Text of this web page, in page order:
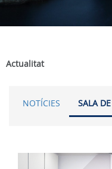
Actualitat
NOTÍCIES SALA